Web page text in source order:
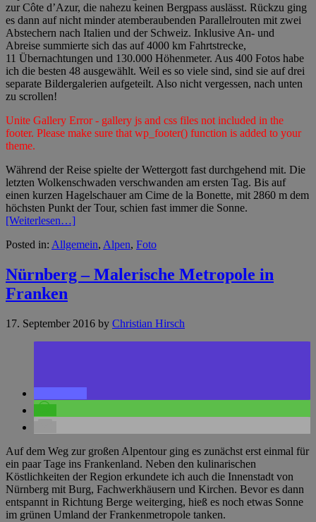
zur Côte d’Azur, die nahezu keinen Bergpass auslässt. Rückzu ging
es dann auf nicht minder atemberaubenden Parallelrouten mit zwei
Abstechern nach Italien und der Schweiz. Inklusive An- und
Abreise summierte sich das auf 4000 km Fahrtstrecke,
11 Übernachtungen und 130.000 Höhenmeter. Aus 400 Fotos habe
ich die besten 48 ausgewählt. Weil es so viele sind, sind sie auf drei
separate Bildergalerien aufgeteilt. Also nicht vergessen, nach unten
zu scrollen!
Unite Gallery Error - gallery js and css files not included in the
footer. Please make sure that wp_footer() function is added to your
theme.
Während der Reise spielte der Wettergott fast durchgehend mit. Die
letzten Wolkenschwaden verschwanden am ersten Tag. Bis auf
einen kurzen Hagelschauer am Cime de la Bonette, mit 2860 m dem
höchsten Punkt der Tour, schien fast immer die Sonne.
[Weiterlesen…]
Posted in: Allgemein, Alpen, Foto
Nürnberg – Malerische Metropole in
Franken
17. September 2016 by Christian Hirsch
Auf dem Weg zur großen Alpentour ging es zunächst erst einmal für
ein paar Tage ins Frankenland. Neben den kulinarischen
Köstlichkeiten der Region erkundete ich auch die Innenstadt von
Nürnberg mit Burg, Fachwerkhäusern und Kirchen. Bevor es dann
entspannt in Richtung Berge weiterging, hieß es noch etwas Sonne
im grünen Umland der Frankenmetropole tanken.